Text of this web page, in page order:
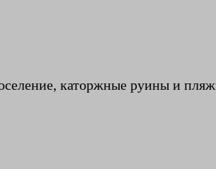
каторжные руины и